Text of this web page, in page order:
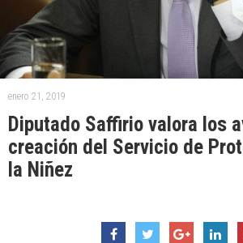
enero 21, 2019
Diputado Saffirio valora los
creación del Servicio de
la Niñez